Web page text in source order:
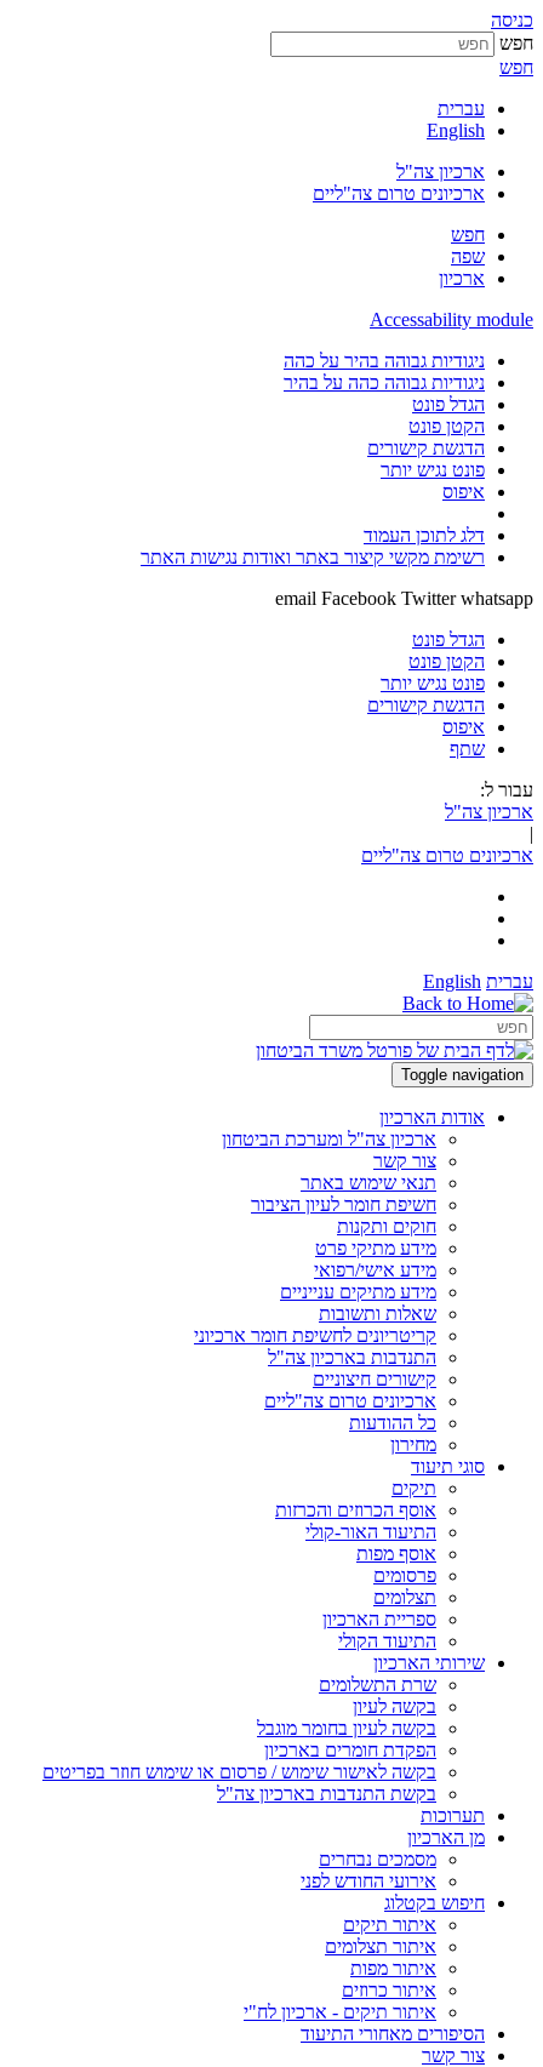
כניסה
חפש
חפש
עברית
English
ארכיון צה"ל
ארכיונים טרום צה"ליים
חפש
שפה
ארכיון
Accessability module
ניגודיות גבוהה בהיר על כהה
ניגודיות גבוהה כהה על בהיר
הגדל פונט
הקטן פונט
הדגשת קישורים
פונט נגיש יותר
איפוס
דלג לתוכן העמוד
רשימת מקשי קיצור באתר ואודות נגישות האתר
email Facebook Twitter whatsapp
הגדל פונט
הקטן פונט
פונט נגיש יותר
הדגשת קישורים
איפוס
שתף
עבור ל:
ארכיון צה"ל
|
ארכיונים טרום צה"ליים
עברית English
Toggle navigation
אודות הארכיון
ארכיון צה"ל ומערכת הביטחון
צור קשר
תנאי שימוש באתר
חשיפת חומר לעיון הציבור
חוקים ותקנות
מידע מתיקי פרט
מידע אישי/רפואי
מידע מתיקים ענייניים
שאלות ותשובות
קריטריונים לחשיפת חומר ארכיוני
התנדבות בארכיון צה"ל
קישורים חיצוניים
ארכיונים טרום צה"ליים
כל ההודעות
מחירון
סוגי תיעוד
תיקים
אוסף הכרוזים והכרזות
התיעוד האור-קולי
אוסף מפות
פרסומים
תצלומים
ספריית הארכיון
התיעוד הקולי
שירותי הארכיון
שרת התשלומים
בקשה לעיון
בקשה לעיון בחומר מוגבל
הפקדת חומרים בארכיון
בקשה לאישור שימוש / פרסום או שימוש חוזר בפריטים
בקשת התנדבות בארכיון צה"ל
תערוכות
מן הארכיון
מסמכים נבחרים
אירועי החודש לפני
חיפוש בקטלוג
איתור תיקים
איתור תצלומים
איתור מפות
איתור כרוזים
איתור תיקים - ארכיון לח"י
הסיפורים מאחורי התיעוד
צור קשר